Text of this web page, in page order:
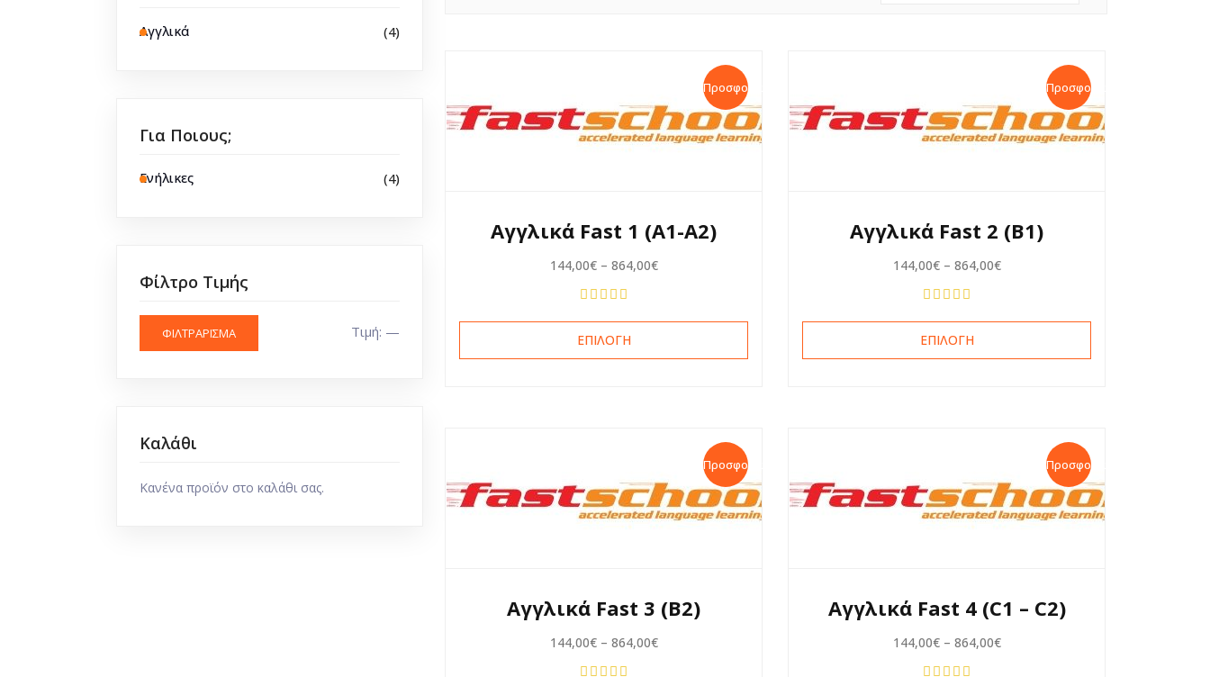
Αγγλικά (4)
Για Ποιους;
Ενήλικες (4)
Φίλτρο Τιμής
ΦΙΛΤΡΆΡΙΣΜΑ Τιμή: —
Καλάθι
Κανένα προϊόν στο καλάθι σας.
Αγγλικά Fast 1 (A1-A2)
144,00€ – 864,00€
ΕΠΙΛΟΓΉ
Προσφορά!
Αγγλικά Fast 2 (B1)
144,00€ – 864,00€
ΕΠΙΛΟΓΉ
Προσφορά!
Αγγλικά Fast 3 (B2)
144,00€ – 864,00€
Προσφορά!
Αγγλικά Fast 4 (C1 – C2)
144,00€ – 864,00€
Προσφορά!